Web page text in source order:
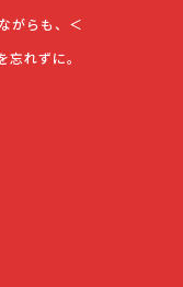
がらも、＜
れずに。